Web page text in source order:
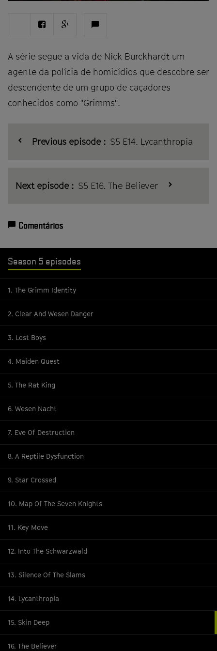
ShareShare Share
Ver
A série segue a vida de Nick Burckhardt um
agente da polícia de homicídios que descobre ser
descendente de um grupo de caçadores
conhecidos como "Grimms".
Previous episode : S5 E14. Lycanthropia
Next episode : S5 E16. The Believer
Comentários
Season 5 episodes
1. The Grimm Identity
2. Clear And Wesen Danger
3. Lost Boys
4. Maiden Quest
5. The Rat King
6. Wesen Nacht
7. Eve Of Destruction
8. A Reptile Dysfunction
9. Star Crossed
10. Map Of The Seven Knights
11. Key Move
12. Into The Schwarzwald
13. Silence Of The Slams
14. Lycanthropia
15. Skin Deep
16. The Believer